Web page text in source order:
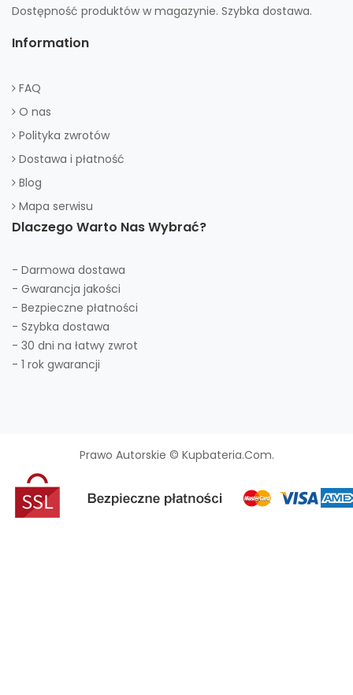
Dostępność produktów w magazynie. Szybka dostawa.
Information
FAQ
O nas
Polityka zwrotów
Dostawa i płatność
Blog
Mapa serwisu
Dlaczego Warto Nas Wybrać?
- Darmowa dostawa
- Gwarancja jakości
- Bezpieczne płatności
- Szybka dostawa
- 30 dni na łatwy zwrot
- 1 rok gwarancji
Prawo Autorskie © Kupbateria.com.